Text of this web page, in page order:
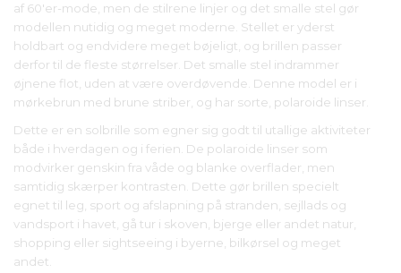
af 60'er-mode, men de stilrene linjer og det smalle stel gør
modellen nutidig og meget moderne. Stellet er yderst
holdbart og endvidere meget bøjeligt, og brillen passer
derfor til de fleste størrelser. Det smalle stel indrammer
øjnene flot, uden at være overdøvende. Denne model er i
mørkebrun med brune striber, og har sorte, polaroide linser.
Dette er en solbrille som egner sig godt til utallige aktiviteter
både i hverdagen og i ferien. De polaroide linser som
modvirker genskin fra våde og blanke overflader, men
samtidig skærper kontrasten. Dette gør brillen specielt
egnet til leg, sport og afslapning på stranden, sejllads og
vandsport i havet, gå tur i skoven, bjerge eller andet natur,
shopping eller sightseeing i byerne, bilkørsel og meget
andet.